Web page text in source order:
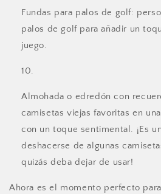
Fundas para palos de golf:
palos de golf para añadir un
juego.
Almohada o edredón con
camisetas viejas favoritas en
con un toque sentimental. ¡Es
deshacerse de algunas
quizás deba dejar de usar!
Ahora es el momento perfecto